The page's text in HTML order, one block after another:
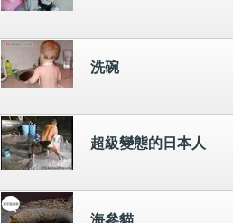
洗碗
超級變態的日本人
海參貓